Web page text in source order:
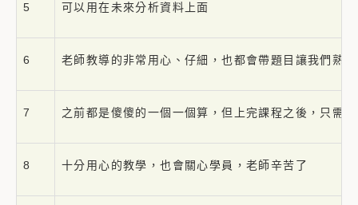
5 可以用在未來分析資料上面
6 老師教導的非常用心、仔細，也都會帶題目讓我們熟
7 之前都是傻傻的一個一個算，但上完課程之後，只需
8 十分用心的教學，也會關心學員，老師辛苦了